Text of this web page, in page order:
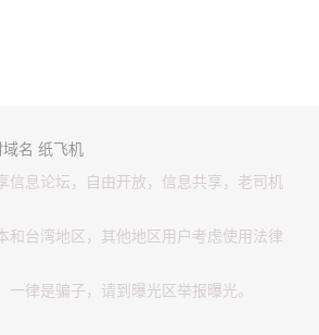
名 纸飞机
信息论坛，自由开放，信息共享，老司机
和台湾地区，其他地区用户考虑使用法律
一律是骗子，请到曝光区举报曝光。